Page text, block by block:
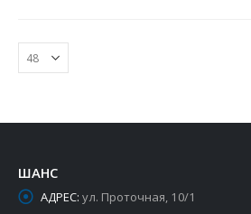
ШАНС
АДРЕС: ул. Проточная, 10/1